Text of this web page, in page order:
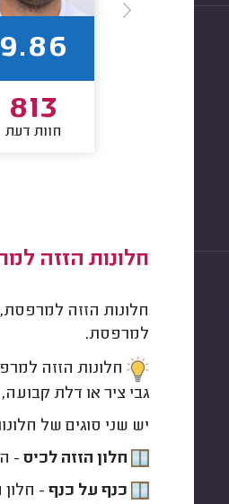
9.86
813
חוות דעת
חלונות הזזה
חלונות הזזה
למרפסת.
חלונות הזזה
גבי ציר או דלת
יש שני סוגים של
חלון הזזה לכיס -
כנף על כנף -